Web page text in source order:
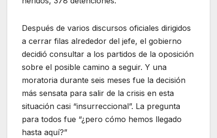
Después de varios discursos oficiales dirigidos
a cerrar filas alrededor del jefe, el gobierno
decidió consultar a los partidos de la oposición
sobre el posible camino a seguir. Y una
moratoria durante seis meses fue la decisión
más sensata para salir de la crisis en esta
situación casi “insurreccional”. La pregunta
para todos fue “¿pero cómo hemos llegado
hasta aquí?”